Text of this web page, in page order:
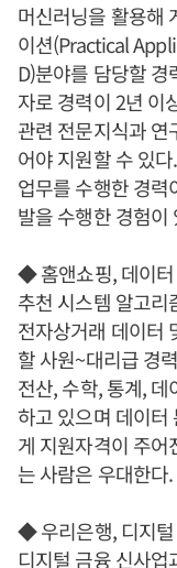
머신러닝을 활용해
이션(Practical
D)분야를 담당할
자로 경력이 2년 이
관련 전문지식과 연
어야 지원할 수 있
업무를 수행한 경력
발을 수행한 경험이
◆ 홈앤쇼핑, 데이
추천 시스템 알고
전자상거래 데이터
할 사원~대리급 경
전산, 수학, 통계,
하고 있으며 데이터
게 지원자격이 주어
는 사람은 우대한
◆ 우리은행, 디지털
디지털 금융 신사